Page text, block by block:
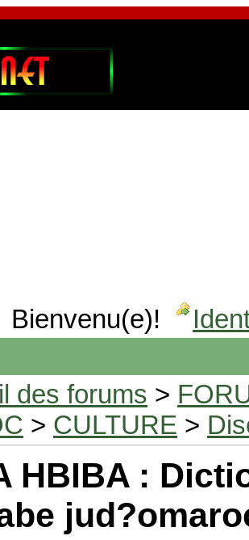
Bienvenu(e)!
des forums >
> CULTURE >
HBIBA :